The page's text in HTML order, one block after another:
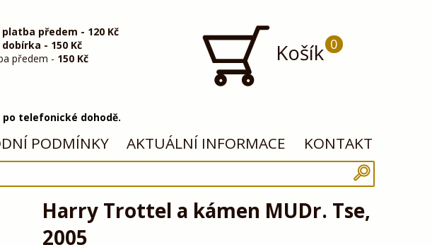
platba předem - 120 Kč
dobírka - 150 Kč
předem - 150 Kč Košík 0
po telefonické dohodě.
PODMÍNKY AKTUÁLNÍ INFORMACE KONTAKT
Harry Trottel a kámen MUDr. Tse,
2005